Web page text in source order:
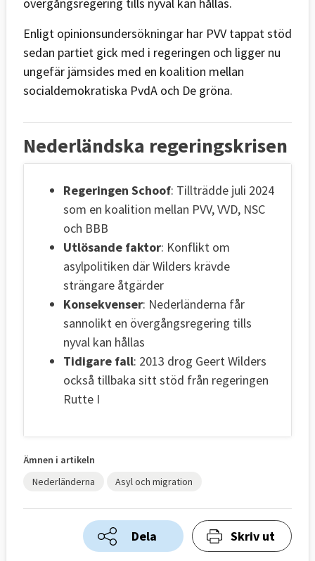
Enligt opinionsundersökningar har PVV tappat stöd
sedan partiet gick med i regeringen och ligger nu
ungefär jämsides med en koalition mellan
socialdemokratiska PvdA och De gröna.
Nederländska regeringskrisen
Regeringen Schoof: Tillträdde juli 2024
som en koalition mellan PVV, VVD, NSC
och BBB
Utlösande faktor: Konflikt om
asylpolitiken där Wilders krävde
strängare åtgärder
Konsekvenser: Nederländerna får
sannolikt en övergångsregering tills
nyval kan hållas
Tidigare fall: 2013 drog Geert Wilders
också tillbaka sitt stöd från regeringen
Rutte I
Ämnen i artikeln
Nederländerna
Asyl och migration
Dela Skriv ut